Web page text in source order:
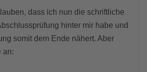
dass ich nun die schriftliche
hinter mir habe und
somit dem Ende nähert. Aber
an: